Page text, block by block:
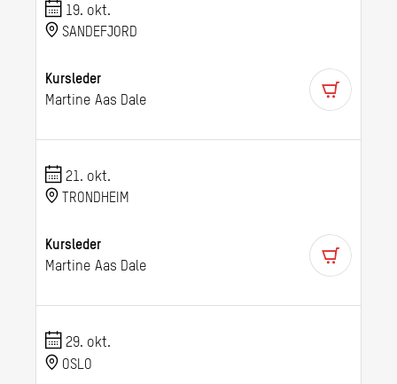
19. okt.
SANDEFJORD
Kursleder
Martine Aas Dale
21. okt.
TRONDHEIM
Kursleder
Martine Aas Dale
29. okt.
OSLO